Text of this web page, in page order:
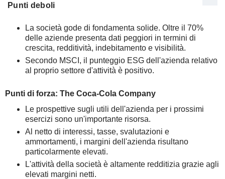
Punti deboli
La società gode di fondamenta solide. Oltre il 70%
delle aziende presenta dati peggiori in termini di
crescita, redditività, indebitamento e visibilità.
Secondo MSCI, il punteggio ESG dell'azienda relativo
al proprio settore d'attività è positivo.
Punti di forza: The Coca-Cola Company
Le prospettive sugli utili dell'azienda per i prossimi
esercizi sono un'importante risorsa.
Al netto di interessi, tasse, svalutazioni e
ammortamenti, i margini dell'azienda risultano
particolarmente elevati.
L'attività della società è altamente redditizia grazie agli
elevati margini netti.